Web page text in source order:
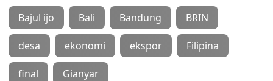
Bajul ijo Bali Bandung BRIN
desa ekonomi ekspor Filipina
final Gianyar